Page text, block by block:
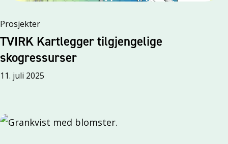
Prosjekter
TVIRK Kartlegger tilgjengelige
skogressurser
11. juli 2025